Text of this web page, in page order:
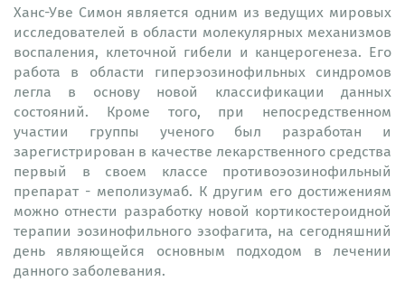
Ханс-Уве Симон является одним из ведущих мировых
исследователей в области молекулярных механизмов
воспаления, клеточной гибели и канцерогенеза. Его
работа в области гиперэозинофильных синдромов
легла в основу новой классификации данных
состояний. Кроме того, при непосредственном
участии группы ученого был разработан и
зарегистрирован в качестве лекарственного средства
первый в своем классе противоэозинофильный
препарат - меполизумаб. К другим его достижениям
можно отнести разработку новой кортикостероидной
терапии эозинофильного эзофагита, на сегодняшний
день являющейся основным подходом в лечении
данного заболевания.